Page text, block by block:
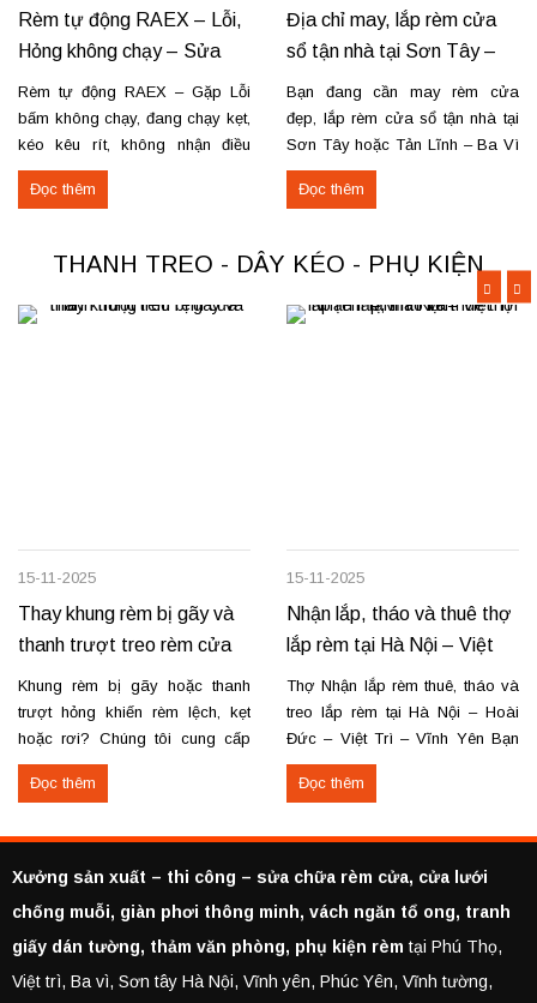
Rèm tự động RAEX – Lỗi,
Hỏng không chạy – Sửa
tận nơi
Rèm tự động RAEX – Gặp Lỗi
bấm không chạy, đang chạy kẹt,
kéo kêu rít, không nhận điều
khiển… Nhận thay mới động cơ,
sửa chữa rèm tự động raex và
Đọc thêm
Địa chỉ may, lắp rèm cửa
sổ tận nhà tại Sơn Tây –
Tản Lĩnh Ba Vì
Bạn đang cần may rèm cửa
đẹp, lắp rèm cửa sổ tận nhà tại
Sơn Tây hoặc Tản Lĩnh – Ba Vì
với giá hợp lý? Chúng tôi
chuyên may rèm theo yêu cầu,
tiến độ. Thực tế, chúng tôi vừa
hoàn thiện thi công rèm...
Đọc thêm
THANH TREO - DÂY KÉO - PHỤ KIỆN
15-11-2025
Thay khung rèm bị gãy và
thanh trượt treo rèm cửa
Khung rèm bị gãy hoặc thanh
trượt hỏng khiến rèm lệch, kẹt
hoặc rơi? Chúng tôi cung cấp
dịch vụ thay khung và thanh
trượt rèm tận nơi, đảm bảo rèm
bền lâu. Thay khung rèm bị gãy,
cong vênh Thay hoặc sửa
Đọc thêm
15-11-2025
Nhận lắp, tháo và thuê thợ
lắp rèm tại Hà Nội – Việt
Trì – Vĩnh Yên
Thợ Nhận lắp rèm thuê, tháo và
treo lắp rèm tại Hà Nội – Hoài
Đức – Việt Trì – Vĩnh Yên Bạn
cần lắp rèm bị rơi, tháo rèm cũ
hoặc thuê thợ lắp rèm tại Hoài
Yên? Chúng tôi cung cấp dịch
vụ...
Đọc thêm
Xưởng sản xuất – thi công – sửa chữa rèm cửa, cửa lưới
chống muỗi, giàn phơi thông minh, vách ngăn tổ ong, tranh
giấy dán tường, thảm văn phòng, phụ kiện rèm tại Phú Thọ,
Việt trì, Ba vì, Sơn tây Hà Nội, Vĩnh yên, Phúc Yên, Vĩnh tường,